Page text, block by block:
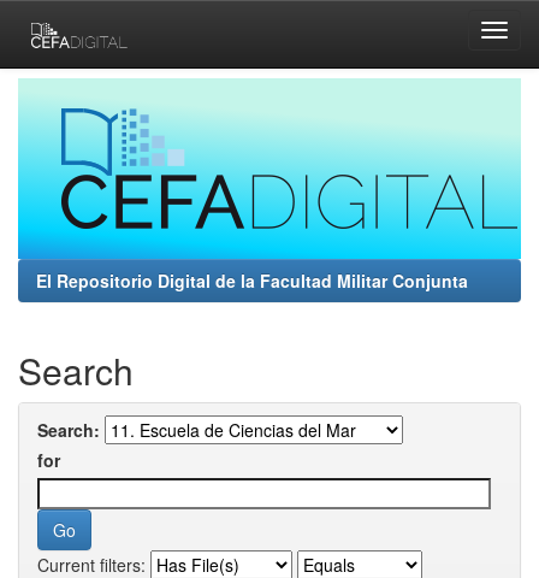
navigation
El Repositorio Digital de la Facultad Militar Conjunta
Search
Search:
for
Current filters: